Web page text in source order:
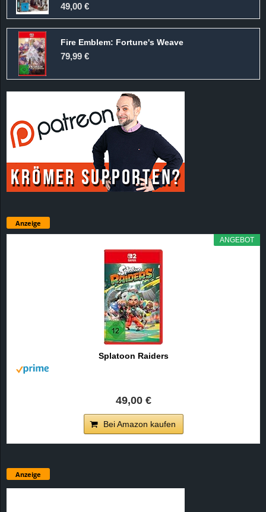
49,00 €
Fire Emblem: Fortune's Weave
79,99 €
Anzeige
ANGEBOT
Splatoon Raiders
49,00 €
Bei Amazon kaufen
Anzeige